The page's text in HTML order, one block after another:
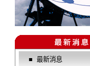
■ 最新消息